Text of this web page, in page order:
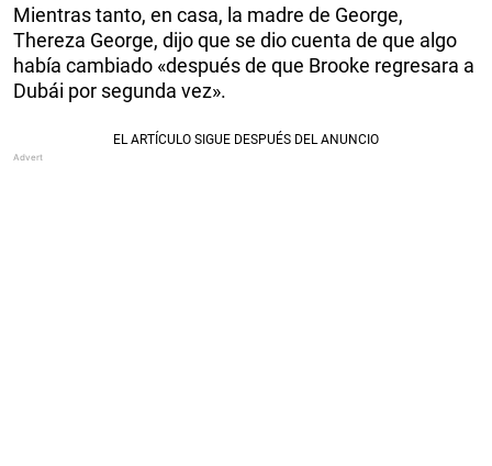
Mientras tanto, en casa, la madre de George,
Thereza George, dijo que se dio cuenta de que algo
había cambiado «después de que Brooke regresara a
Dubái por segunda vez».